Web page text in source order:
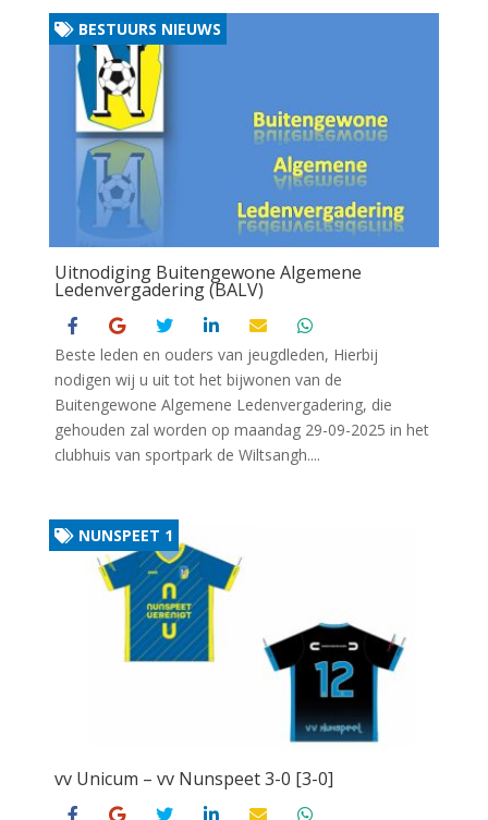
Uitnodiging Buitengewone Algemene
Ledenvergadering (BALV)
BESTUURS NIEUWS
Beste leden en ouders van jeugdleden, Hierbij
nodigen wij u uit tot het bijwonen van de
Buitengewone Algemene Ledenvergadering, die
gehouden zal worden op maandag 29-09-2025 in het
clubhuis van sportpark de Wiltsangh....
vv Unicum – vv Nunspeet 3-0 [3-0]
NUNSPEET 1